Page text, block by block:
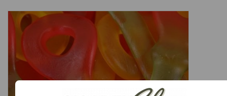
Aansteker
Headshop
Cadeau